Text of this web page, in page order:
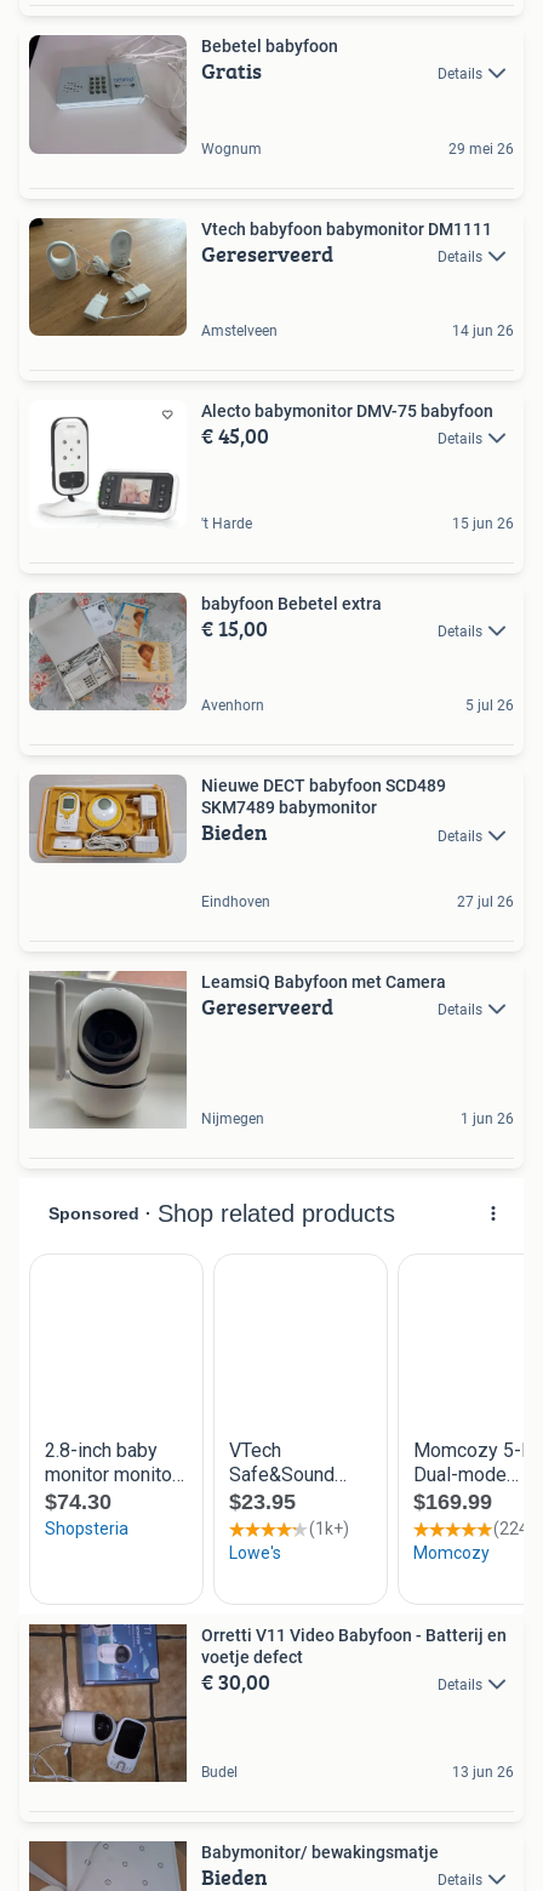
Bebetel babyfoon
Gratis Details
Wognum 29 mei 26
Vtech babyfoon babymonitor DM1111
Gereserveerd Details
Amstelveen 14 jun 26
Alecto babymonitor DMV-75 babyfoon
€ 45,00 Details
't Harde 15 jun 26
babyfoon Bebetel extra
€ 15,00 Details
Avenhorn 5 jul 26
Nieuwe DECT babyfoon SCD489
SKM7489 babymonitor
Bieden Details
Eindhoven 27 jul 26
LeamsiQ Babyfoon met Camera
Gereserveerd Details
Nijmegen 1 jun 26
Orretti V11 Video Babyfoon - Batterij en
voetje defect
€ 30,00 Details
Budel 13 jun 26
Babymonitor/ bewakingsmatje
Bieden Details